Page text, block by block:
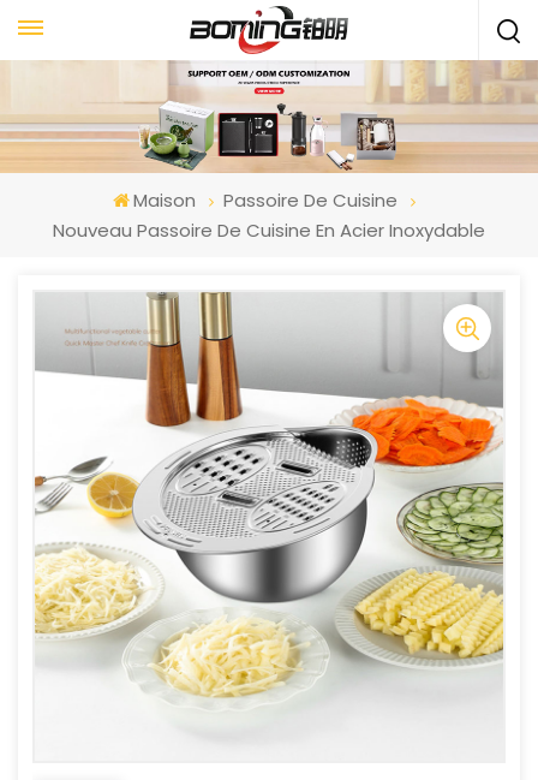
Maison
Passoire De Cuisine
Nouveau Passoire De Cuisine En Acier Inoxydable